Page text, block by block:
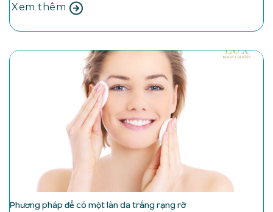
Xem thêm
Phương pháp để có một làn da trắng rạng rỡ